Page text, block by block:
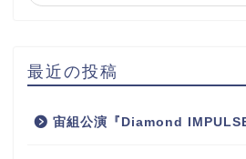
最近の投稿
宙組公演『Diamond